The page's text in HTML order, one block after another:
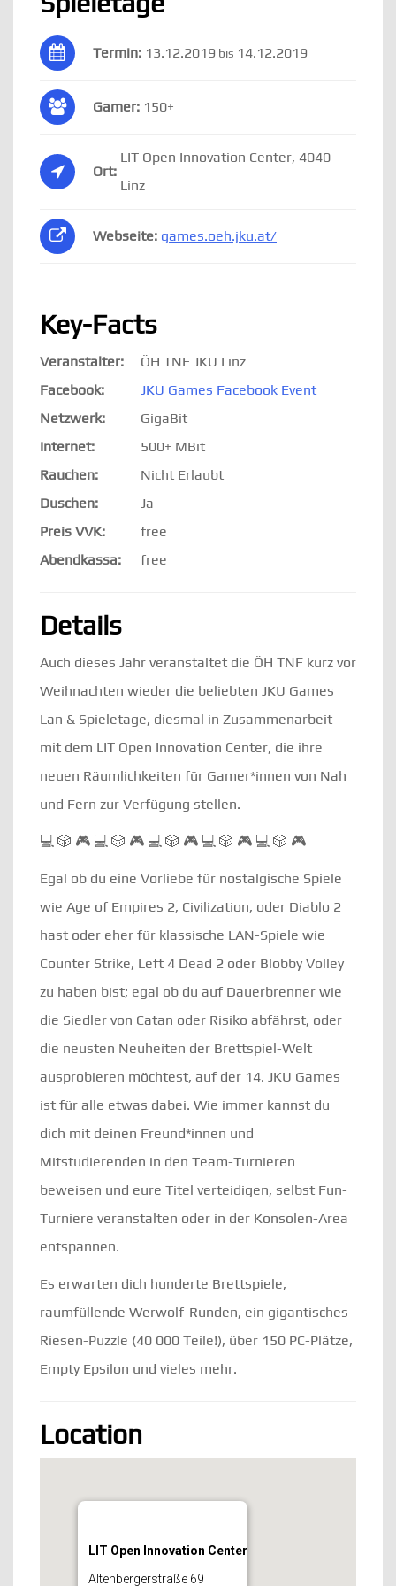
Spieletage
Termin: 13.12.2019 bis 14.12.2019
Gamer: 150+
Ort:
LIT Open Innovation Center, 4040
Linz
Webseite: games.oeh.jku.at/
Key-Facts
Veranstalter:
ÖH TNF JKU Linz
Facebook:
JKU Games Facebook Event
Netzwerk:
GigaBit
Internet:
500+ MBit
Rauchen:
Nicht Erlaubt
Duschen:
Ja
Preis VVK:
free
Abendkassa:
free
Details
Auch dieses Jahr veranstaltet die ÖH TNF kurz vor
Weihnachten wieder die beliebten JKU Games
Lan & Spieletage, diesmal in Zusammenarbeit
mit dem LIT Open Innovation Center, die ihre
neuen Räumlichkeiten für Gamer*innen von Nah
und Fern zur Verfügung stellen.
💻 🎲 🎮 💻 🎲 🎮 💻 🎲 🎮 💻 🎲 🎮 💻 🎲 🎮
Egal ob du eine Vorliebe für nostalgische Spiele
wie Age of Empires 2, Civilization, oder Diablo 2
hast oder eher für klassische LAN-Spiele wie
Counter Strike, Left 4 Dead 2 oder Blobby Volley
zu haben bist; egal ob du auf Dauerbrenner wie
die Siedler von Catan oder Risiko abfährst, oder
die neusten Neuheiten der Brettspiel-Welt
ausprobieren möchtest, auf der 14. JKU Games
ist für alle etwas dabei. Wie immer kannst du
dich mit deinen Freund*innen und
Mitstudierenden in den Team-Turnieren
beweisen und eure Titel verteidigen, selbst Fun-
Turniere veranstalten oder in der Konsolen-Area
entspannen.
Es erwarten dich hunderte Brettspiele,
raumfüllende Werwolf-Runden, ein gigantisches
Riesen-Puzzle (40 000 Teile!), über 150 PC-Plätze,
Empty Epsilon und vieles mehr.
Location
LIT Open Innovation Center
Altenbergerstraße 69